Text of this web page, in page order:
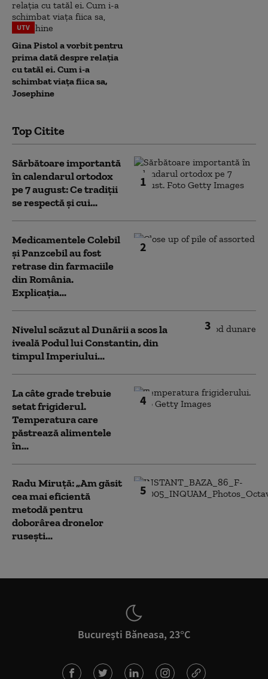
UTV
Gina Pistol a vorbit pentru
prima dată despre relația
cu tatăl ei. Cum i-a
schimbat viața fiica sa,
Josephine
Top Citite
1
Sărbătoare importantă
în calendarul ortodox
pe 7 august: Ce tradiții
se respectă și cui...
2
Medicamentele Colebil
și Panzcebil au fost
retrase din farmaciile
din România.
Explicația...
3
Nivelul scăzut al Dunării a scos la
iveală Podul lui Constantin, din
timpul Imperiului...
4
La câte grade trebuie
setat frigiderul.
Temperatura care
păstrează alimentele
în...
5
Radu Miruță: „Am găsit
cea mai eficientă
metodă pentru
doborârea dronelor
rusești...
București Băneasa, 23°C